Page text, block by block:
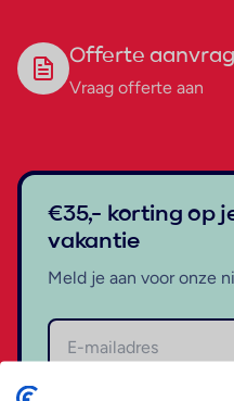
Offerte
Vraag offerte aan
€35,- korting op
vakantie
Meld je aan voor onze